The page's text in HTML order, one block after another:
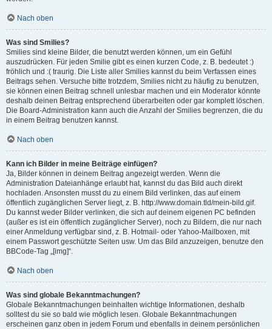
Nach oben
Was sind Smilies?
Smilies sind kleine Bilder, die benutzt werden können, um ein Gefühl
auszudrücken. Für jeden Smilie gibt es einen kurzen Code, z. B. bedeutet :)
fröhlich und :( traurig. Die Liste aller Smilies kannst du beim Verfassen eines
Beitrags sehen. Versuche bitte trotzdem, Smilies nicht zu häufig zu benutzen,
sie können einen Beitrag schnell unlesbar machen und ein Moderator könnte
deshalb deinen Beitrag entsprechend überarbeiten oder gar komplett löschen.
Die Board-Administration kann auch die Anzahl der Smilies begrenzen, die du
in einem Beitrag benutzen kannst.
Nach oben
Kann ich Bilder in meine Beiträge einfügen?
Ja, Bilder können in deinem Beitrag angezeigt werden. Wenn die
Administration Dateianhänge erlaubt hat, kannst du das Bild auch direkt
hochladen. Ansonsten musst du zu einem Bild verlinken, das auf einem
öffentlich zugänglichen Server liegt, z. B. http://www.domain.tld/mein-bild.gif.
Du kannst weder Bilder verlinken, die sich auf deinem eigenen PC befinden
(außer es ist ein öffentlich zugänglicher Server), noch zu Bildern, die nur nach
einer Anmeldung verfügbar sind, z. B. Hotmail- oder Yahoo-Mailboxen, mit
einem Passwort geschützte Seiten usw. Um das Bild anzuzeigen, benutze den
BBCode-Tag „[img]“.
Nach oben
Was sind globale Bekanntmachungen?
Globale Bekanntmachungen beinhalten wichtige Informationen, deshalb
solltest du sie so bald wie möglich lesen. Globale Bekanntmachungen
erscheinen ganz oben in jedem Forum und ebenfalls in deinem persönlichen